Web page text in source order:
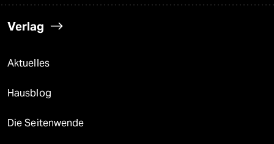
Verlag
Aktuelles
Hausblog
Die Seitenwende